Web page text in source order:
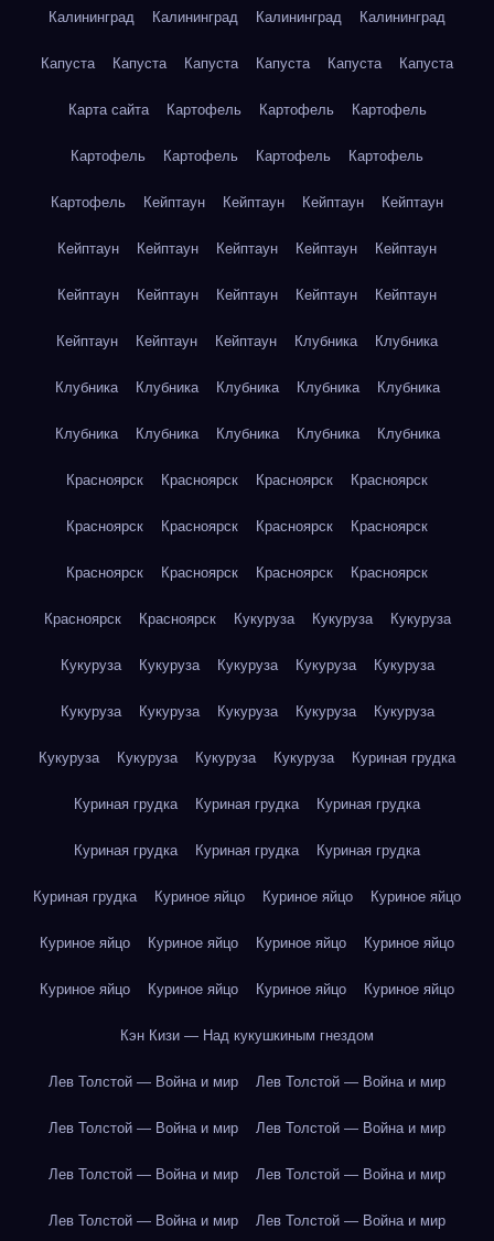
Калининград Калининград Калининград Калининград
Капуста Капуста Капуста Капуста Капуста Капуста
Карта сайта Картофель Картофель Картофель
Картофель Картофель Картофель Картофель
Картофель Кейптаун Кейптаун Кейптаун Кейптаун
Кейптаун Кейптаун Кейптаун Кейптаун Кейптаун
Кейптаун Кейптаун Кейптаун Кейптаун Кейптаун
Кейптаун Кейптаун Кейптаун Клубника Клубника
Клубника Клубника Клубника Клубника Клубника
Клубника Клубника Клубника Клубника Клубника
Красноярск Красноярск Красноярск Красноярск
Красноярск Красноярск Красноярск Красноярск
Красноярск Красноярск Красноярск Красноярск
Красноярск Красноярск Кукуруза Кукуруза Кукуруза
Кукуруза Кукуруза Кукуруза Кукуруза Кукуруза
Кукуруза Кукуруза Кукуруза Кукуруза Кукуруза
Кукуруза Кукуруза Кукуруза Кукуруза Куриная грудка
Куриная грудка Куриная грудка Куриная грудка
Куриная грудка Куриная грудка Куриная грудка
Куриная грудка Куриное яйцо Куриное яйцо Куриное яйцо
Куриное яйцо Куриное яйцо Куриное яйцо Куриное яйцо
Куриное яйцо Куриное яйцо Куриное яйцо Куриное яйцо
Кэн Кизи — Над кукушкиным гнездом
Лев Толстой — Война и мир Лев Толстой — Война и мир
Лев Толстой — Война и мир Лев Толстой — Война и мир
Лев Толстой — Война и мир Лев Толстой — Война и мир
Лев Толстой — Война и мир Лев Толстой — Война и мир